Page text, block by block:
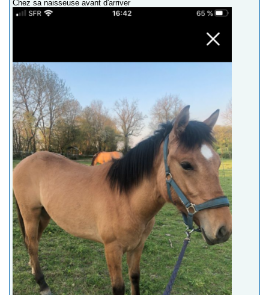
Chez sa naisseuse avant d'arriver